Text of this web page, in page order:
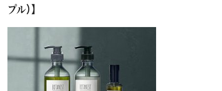
プル）】